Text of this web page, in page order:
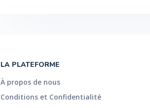
LA PLATEFORME
À propos de nous
Conditions et Confidentialité